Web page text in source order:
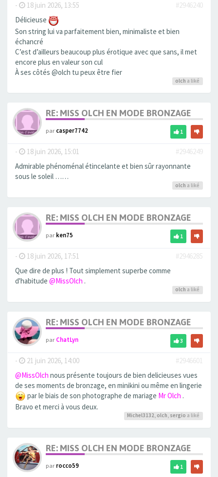
- 18 juin 2026, 13:55
#2946240
Délicieuse
Son string lui va parfaitement bien, minimaliste et bien
échancré
C’est d’ailleurs beaucoup plus érotique avec que sans, il met
encore plus en valeur son cul
À ses côtés @olch tu peux être fier
olch a liké
RE: MISS OLCH EN MODE BRONZAGE
parcasper7742 1
- 18 juin 2026, 15:01
#2946249
Admirable phénoménal étincelante et bien sûr rayonnante
sous le soleil ……
olch a liké
RE: MISS OLCH EN MODE BRONZAGE
parken75 1
- 18 juin 2026, 17:51
#2946285
Que dire de plus ! Tout simplement superbe comme
d'habitude @MissOlch .
olch a liké
RE: MISS OLCH EN MODE BRONZAGE
parChatLyn 3
- 21 juin 2026, 14:00
#2946601
@MissOlch nous présente toujours de bien delicieuses vues
de ses moments de bronzage, en minikini ou même en lingerie
par le biais de son photographe de mariage Mr Olch .
Bravo et merci à vous deux.
Michel3132, olch, sergio a liké
RE: MISS OLCH EN MODE BRONZAGE
parrocco59 1